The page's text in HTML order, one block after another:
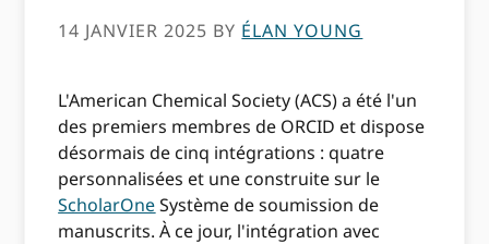
14 JANVIER 2025 BY ÉLAN YOUNG
L'American Chemical Society (ACS) a été l'un
des premiers membres de ORCID et dispose
désormais de cinq intégrations : quatre
personnalisées et une construite sur le
ScholarOneSystème de soumission de
manuscrits. À ce jour, l'intégration avec